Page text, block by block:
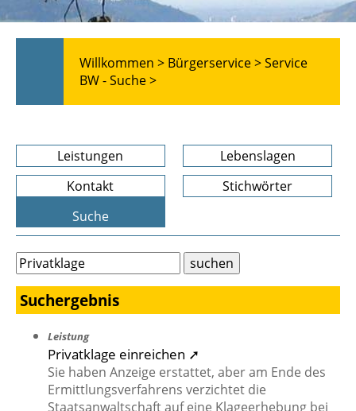
Willkommen > Bürgerservice >Service
BW - Suche >
Leistungen
Lebenslagen
Kontakt
Stichwörter
Suche
Suchergebnis
Leistung
Privatklage einreichen ➚
Sie haben Anzeige erstattet, aber am Ende des
Ermittlungsverfahrens verzichtet die
Staatsanwaltschaft auf eine Klageerhebung bei